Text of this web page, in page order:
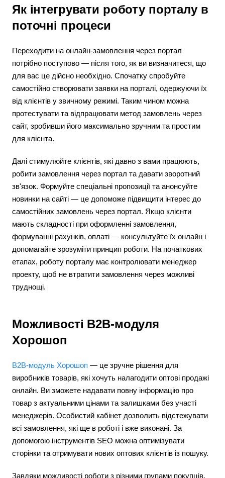
Як інтегрувати роботу порталу в
поточні процеси
Переходити на онлайн-замовлення через портал
потрібно поступово — після того, як ви визначитеся, що
для вас це дійсно необхідно. Спочатку спробуйте
самостійно створювати заявки на порталі, одержуючи їх
від клієнтів у звичному режимі. Таким чином можна
протестувати та відпрацювати метод замовлень через
сайт, зробивши його максимально зручним та простим
для клієнта.
Далі стимулюйте клієнтів, які давно з вами працюють,
робити замовлення через портал та давати зворотний
зв'язок. Формуйте спеціальні пропозиції та анонсуйте
новинки на сайті — це допоможе підвищити інтерес до
самостійних замовлень через портал. Якщо клієнти
мають складності при оформленні замовлення,
формуванні рахунків, оплаті — консультуйте їх онлайн і
допомагайте зрозуміти принцип роботи. На початкових
етапах, роботу порталу має контролювати менеджер
проекту, щоб не втратити замовлення через можливі
труднощі.
Можливості B2B-модуля
Хорошоп
B2B-модуль Хорошоп — це зручне рішення для
виробників товарів, які хочуть налагодити оптові продажі
онлайн. Ви зможете надавати повну інформацію про
товар з актуальними цінами та залишками без участі
менеджерів. Особистий кабінет дозволить відстежувати
всі замовлення, які ще в роботі і вже виконані. За
допомогою інструментів SEO можна оптимізувати
сторінки та отримувати нових оптових клієнтів із пошуку.
Завдяки можливості роботи з різними групами покупців,